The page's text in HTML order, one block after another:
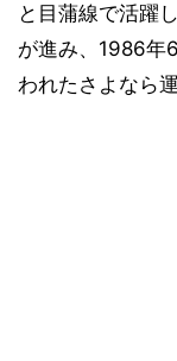
と目蒲線で活躍
が進み、1986年
われたさよなら